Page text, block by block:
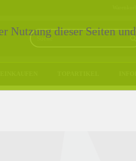
Nutzung dieser Seiten und